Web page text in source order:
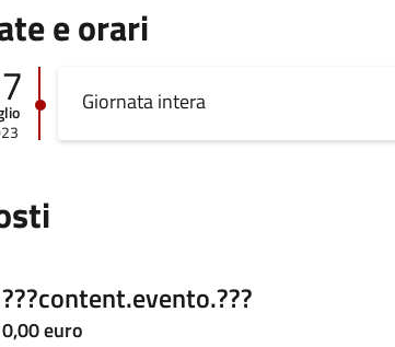
e orari
Giornata intera
???content.evento.???
0,00 euro